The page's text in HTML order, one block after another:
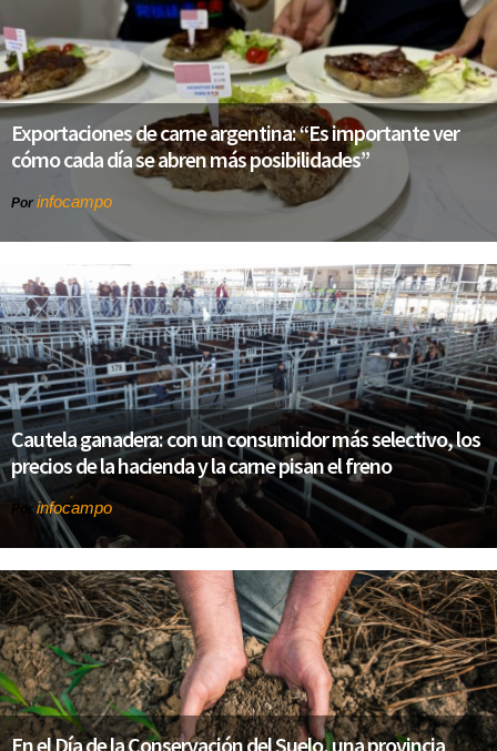
Exportaciones de carne argentina: “Es importante ver
cómo cada día se abren más posibilidades”
Por infocampo
Cautela ganadera: con un consumidor más selectivo, los
precios de la hacienda y la carne pisan el freno
Por infocampo
En el Día de la Conservación del Suelo, una provincia